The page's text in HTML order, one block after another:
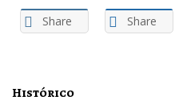
Share Share
Histórico